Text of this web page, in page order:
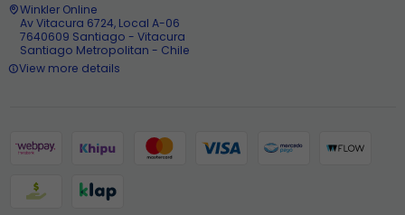
Winkler Online
Av Vitacura 6724, Local A-06
7640609 Santiago - Vitacura
Santiago Metropolitan - Chile
View more details